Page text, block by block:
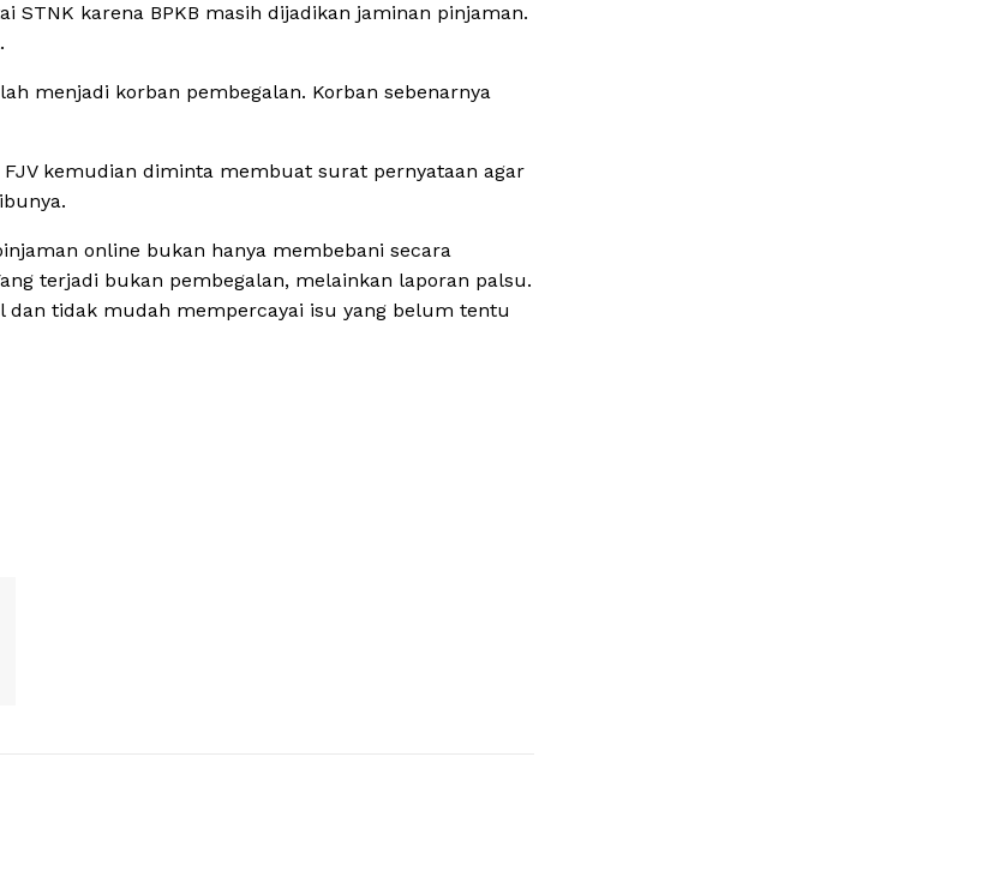
STNK karena BPKB masih dijadikan jaminan pinjaman.
menjadi korban pembegalan. Korban sebenarnya
kemudian diminta membuat surat pernyataan agar
online bukan hanya membebani secara
terjadi bukan pembegalan, melainkan laporan palsu.
dan tidak mudah mempercayai isu yang belum tentu